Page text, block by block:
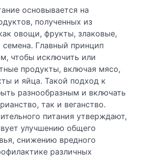
основывается на
полученных из
овощи, фрукты, злаковые,
Главный принцип
чтобы исключить или
продукты, включая мясо,
и яйца. Такой подход к
разнообразным и включать
так и веганство.
питания утверждают,
улучшению общего
снижению вредного
различных